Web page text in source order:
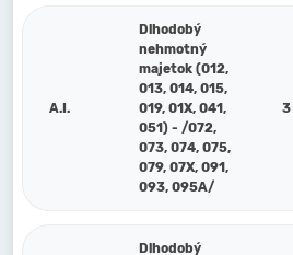
A.I.
Dlhodobý
nehmotný
majetok (012,
013, 014, 015,
019, 01X, 041,
051) - /072,
073, 074, 075,
079, 07X, 091,
093, 095A/
3
Dlhodobý